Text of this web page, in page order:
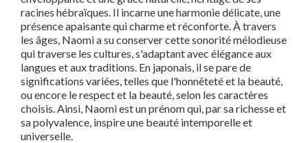
racines hébraïques. Il incarne une harmonie délicate, une
présence apaisante qui charme et réconforte. À travers
les âges, Naomi a su conserver cette sonorité mélodieuse
qui traverse les cultures, s'adaptant avec élégance aux
langues et aux traditions. En japonais, il se pare de
significations variées, telles que l'honnêteté et la beauté,
ou encore le respect et la beauté, selon les caractères
choisis. Ainsi, Naomi est un prénom qui, par sa richesse et
sa polyvalence, inspire une beauté intemporelle et
universelle.